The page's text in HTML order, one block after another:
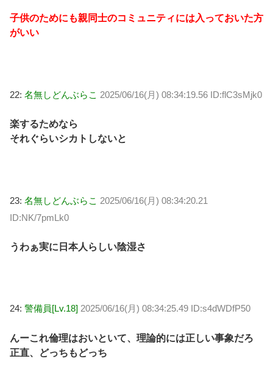
子供のためにも親同士のコミュニティには入っておいた方
がいい
22: 名無しどんぶらこ 2025/06/16(月) 08:34:19.56 ID:flC3sMjk0
楽するためなら
それぐらいシカトしないと
23: 名無しどんぶらこ 2025/06/16(月) 08:34:20.21
ID:NK/7pmLk0
うわぁ実に日本人らしい陰湿さ
24: 警備員[Lv.18] 2025/06/16(月) 08:34:25.49 ID:s4dWDfP50
んーこれ倫理はおいといて、理論的には正しい事象だろ
正直、どっちもどっち